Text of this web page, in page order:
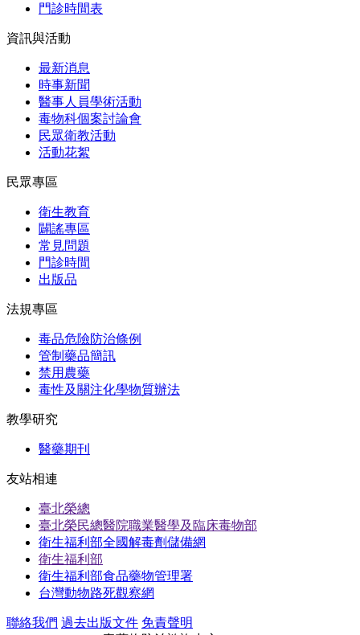
門診時間表
資訊與活動
最新消息
時事新聞
醫事人員學術活動
毒物科個案討論會
民眾衛教活動
活動花絮
民眾專區
衛生教育
闢謠專區
常見問題
門診時間
出版品
法規專區
毒品危險防治條例
管制藥品簡訊
禁用農藥
毒性及關注化學物質辦法
教學研究
醫藥期刊
友站相連
臺北榮總
臺北榮民總醫院職業醫學及臨床毒物部
衛生福利部全國解毒劑儲備網
衛生福利部
衛生福利部食品藥物管理署
台灣動物路死觀察網
聯絡我們 過去出版文件 免責聲明